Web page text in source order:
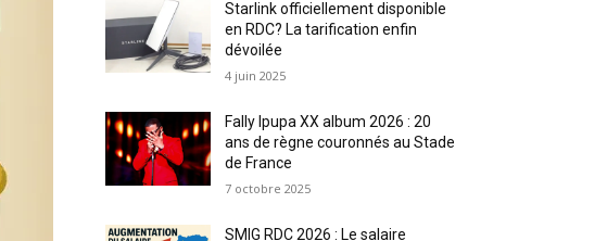
Starlink officiellement disponible
en RDC? La tarification enfin
dévoilée
4 juin 2025
Fally Ipupa XX album 2026 : 20
ans de règne couronnés au Stade
de France
7 octobre 2025
SMIG RDC 2026 : Le salaire